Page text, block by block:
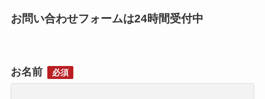
お問い合わせフォームは24時間受付中
お名前 必須